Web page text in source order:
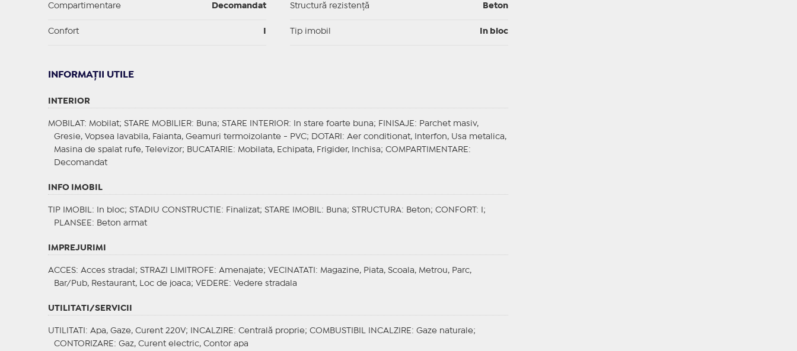
Compartimentare Decomandat
Confort
Structură rezistență Beton
Tip imobil In bloc
INFORMAŢII UTILE
INTERIOR
MOBILAT : Mobilat; STARE MOBILIER: Buna; STARE INTERIOR: In stare foarte buna; FINISAJE : Parchet masiv,
Gresie, Vopsea lavabila, Faianta, Geamuri termoizolante - PVC;
DOTARI : Aer conditionat, Interfon, Usa metalica,
Masina de spalat rufe, Televizor; BUCATARIE : Mobilata, Echipata, Frigider, Inchisa; COMPARTIMENTARE :
Decomandat
INFO IMOBIL
TIP IMOBIL : In bloc; STADIU CONSTRUCTIE : Finalizat; STARE IMOBIL : Buna; STRUCTURA: Beton; CONFORT
: I;
PLANSEE : Beton armat
IMPREJURIMI
ACCES: Acces stradal; STRAZI LIMITROFE : Amenajate; VECINATATI
: Magazine, Piata, Scoala, Metrou, Parc,
Bar/Pub, Restaurant, Loc de joaca; VEDERE : Vedere stradala
UTILITATI/SERVICII
UTILITATI : Apa, Gaze, Curent 220V; INCALZIRE : Centrală proprie; COMBUSTIBIL INCALZIRE : Gaze naturale;
CONTORIZARE : Gaz, Curent electric, Contor apa